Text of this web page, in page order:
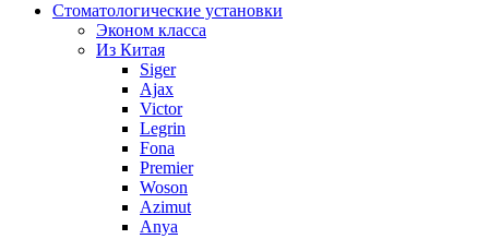
Стоматологические установки
Эконом класса
Из Китая
Siger
Ajax
Victor
Legrin
Fona
Premier
Woson
Azimut
Anya